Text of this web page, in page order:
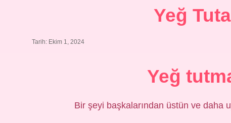
Yeğ
Tarih: Ekim 1, 2024
Yeğ
Bir şeyi başkalarından üstün ve daha